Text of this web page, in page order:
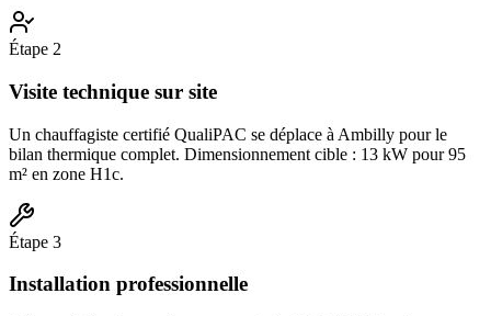
Étape 2
Visite technique sur site
Un chauffagiste certifié QualiPAC se déplace à Ambilly pour le
bilan thermique complet. Dimensionnement cible : 13 kW pour 95
m² en zone H1c.
Étape 3
Installation professionnelle